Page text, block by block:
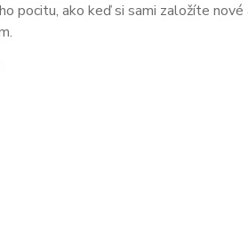
pocitu, ako keď si sami založíte nové